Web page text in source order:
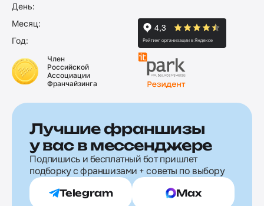
День:
Месяц:
Год:
Член
Российской
Ассоциации
Франчайзинга
Лучшие франшизы
у вас в мессенджере
Подпишись и бесплатный бот пришлет
подборку с франшизами + советы по выбору
Telegram Max